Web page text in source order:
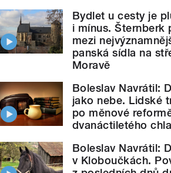
Bydlet u cesty je
i mínus. Šternberk
mezi
panská sídla na
Moravě
Boleslav Navrátil:
jako nebe. Lidské
po měnové
dvanáctiletého
Boleslav Navrátil:
v Kloboučkách.